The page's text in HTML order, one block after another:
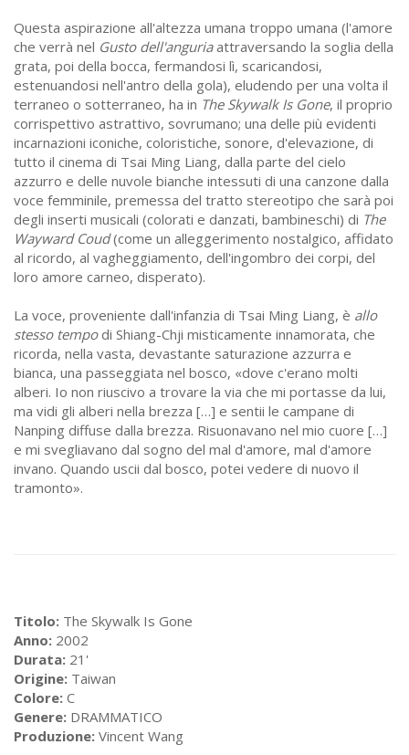
Questa aspirazione all'altezza umana troppo umana (l'amore
che verrà nel Gusto dell'anguriaattraversando la soglia della
grata, poi della bocca, fermandosi lì, scaricandosi,
estenuandosi nell'antro della gola), eludendo per una volta il
terraneo o sotterraneo, ha in The Skywalk Is Gone, il proprio
corrispettivo astrattivo, sovrumano; una delle più evidenti
incarnazioni iconiche, coloristiche, sonore, d'elevazione, di
tutto il cinema di Tsai Ming Liang, dalla parte del cielo
azzurro e delle nuvole bianche intessuti di una canzone dalla
voce femminile, premessa del tratto stereotipo che sarà poi
degli inserti musicali (colorati e danzati, bambineschi) di The
Wayward Coud(come un alleggerimento nostalgico, affidato
al ricordo, al vagheggiamento, dell'ingombro dei corpi, del
loro amore carneo, disperato).
La voce, proveniente dall'infanzia di Tsai Ming Liang, è allo
stesso tempodi Shiang-Chji misticamente innamorata, che
ricorda, nella vasta, devastante saturazione azzurra e
bianca, una passeggiata nel bosco, «dove c'erano molti
alberi. Io non riuscivo a trovare la via che mi portasse da lui,
ma vidi gli alberi nella brezza […] e sentii le campane di
Nanping diffuse dalla brezza. Risuonavano nel mio cuore […]
e mi svegliavano dal sogno del mal d'amore, mal d'amore
invano. Quando uscii dal bosco, potei vedere di nuovo il
tramonto».
Titolo: The Skywalk Is Gone
Anno: 2002
Durata: 21'
Origine: Taiwan
Colore: C
Genere: DRAMMATICO
Produzione: Vincent Wang